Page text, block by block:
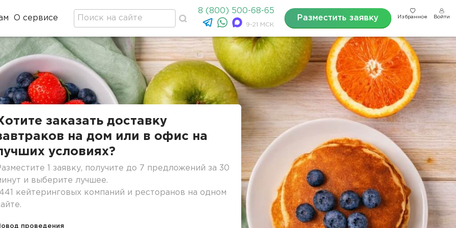
О сервисе
8 (800) 500-68-65
9-21 МСК
Разместить заявку Избранное Войти
заказать доставку
на дом или в офис на
условиях?
1 заявку, получите до 7 предложений за 30
и выберите лучшее.
кейтеринговых компаний и ресторанов на одном
проведения